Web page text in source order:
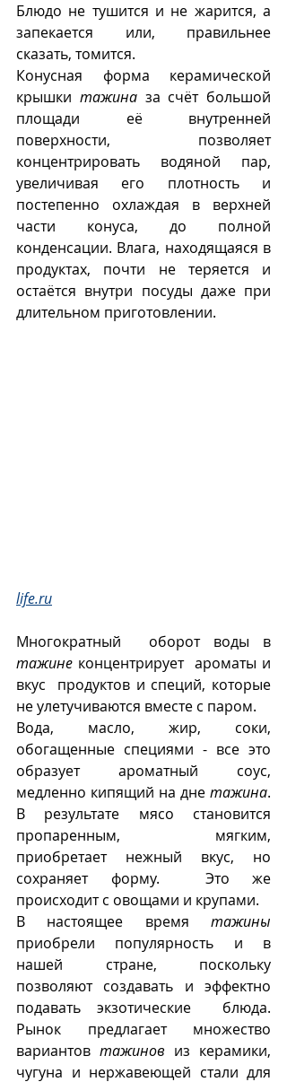
Блюдо не тушится и не жарится, а
запекается или, правильнее
сказать, томится.
Конусная форма керамической
крышки тажина за счёт большой
площади её внутренней
поверхности, позволяет
концентрировать водяной пар,
увеличивая его плотность и
постепенно охлаждая в верхней
части конуса, до полной
конденсации. Влага, находящаяся в
продуктах, почти не теряется и
остаётся внутри посуды даже при
длительном приготовлении.
life.ru
тажине концентрирует  ароматы и
вкус  продуктов и специй, которые
не улетучиваются вместе с паром.
Вода, масло, жир, соки,
обогащенные специями - все это
образует ароматный соус,
медленно кипящий на дне тажина.
В результате мясо становится
пропаренным, мягким,
приобретает нежный вкус, но
сохраняет форму.  Это же
происходит с овощами и крупами.
В настоящее время тажины
приобрели популярность и в
нашей стране, поскольку
позволяют создавать и эффектно
подавать экзотические  блюда.
Рынок предлагает множество
вариантов тажинов из керамики,
чугуна и нержавеющей стали для